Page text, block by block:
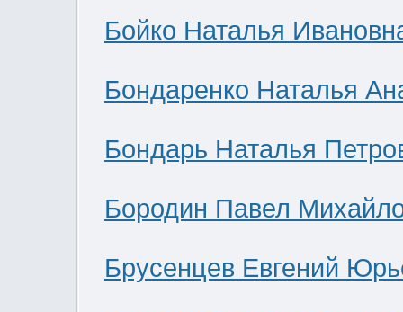
Бойко Наталья
Бондаренко Наталья
Бондарь Наталья
Бородин Павел
Брусенцев Евгений